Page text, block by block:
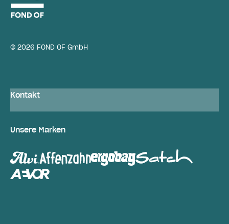
© 2026 FOND OF GmbH
Kontakt
Unsere Marken